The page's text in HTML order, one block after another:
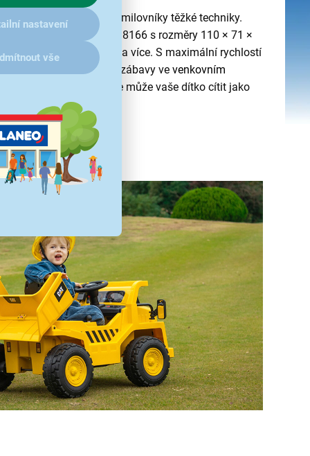
nastavení
vše
malé stavitele a milovníky těžké techniky.
CAT BUDDY TOYS BEC 8166 s rozměry 110 × 71 ×
pro děti ve věku 3 let a více. S maximální rychlostí
si děti užijí spoustu zábavy vevenkovním
a
, se může vaše dítko cítit jako